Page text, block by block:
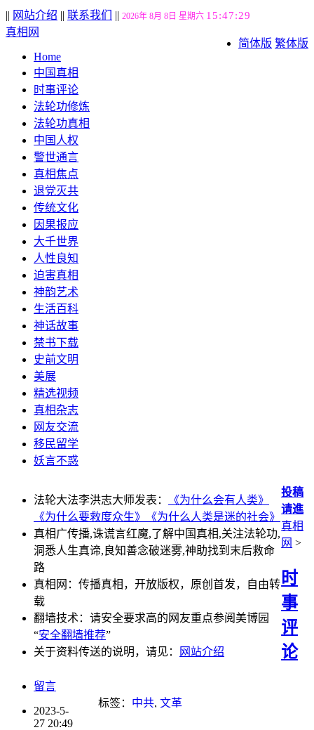
|| 网站介绍 || 联系我们 || 2026年 8月 8日 星期六 15:47:30
简体版 繁体版
真相网
Home
中国真相
时事评论
法轮功修炼
法轮功真相
中国人权
警世通言
真相焦点
退党灭共
传统文化
因果报应
大千世界
人性良知
迫害真相
神韵艺术
生活百科
神话故事
禁书下载
史前文明
美展
精选视频
真相杂志
网友交流
移民留学
妖言不惑
法轮大法李洪志大师发表：
《为什么会有人类》
《为什么要救度众生》
《为什么人类是迷的社会》
真相广传播,诛谎言红魔,了解中国真相,关注法轮功,
洞悉人生真谛,良知善念破迷雾,神助找到末后救命
路
真相网：传播真相，开放版权，原创首发，自由转
载
翻墙技术：请安全要求高的网友重点参阅美博园
“安全翻墙推荐”
关于资料传送的说明，请见：
网站介绍
投稿
请進
真相
网 >
时
事
评
论
留言
标签： 中共, 文革
2023-5-
27 20:49